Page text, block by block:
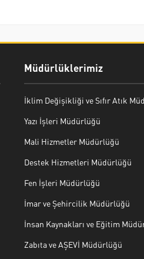
Müdürlüklerimiz
İklim Değişikliği ve Sıfır Atık
Yazı İşleri Müdürlüğü
Mali Hizmetler Müdürlüğü
Destek Hizmetleri Müdürlüğü
Fen İşleri Müdürlüğü
İmar ve Şehircilik Müdürlüğü
İnsan Kaynakları ve Eğitim
Zabıta ve AŞEVİ Müdürlüğü